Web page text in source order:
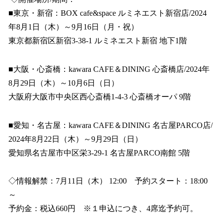
■東京・新宿：BOX cafe&space ルミネエスト新宿店/2024
年8月1日（木）～9月16日（月・祝）
東京都新宿区新宿3-38-1 ルミネエスト新宿 地下1階
■大阪・心斎橋：kawara CAFE＆DINING 心斎橋店/2024年
8月29日（木）～10月6日（日）
大阪府大阪市中央区西心斎橋1-4-3 心斎橋オーパ 9階
■愛知・名古屋：kawara CAFE＆DINING 名古屋PARCO店/
2024年8月22日（木）～9月29日（日）
愛知県名古屋市中区栄3-29-1 名古屋PARCO南館 5階
◇情報解禁：7月11日（木） 12:00 予約スタート：18:00
～
予約金：税込660円 ※１申込につき、4席迄予約可。